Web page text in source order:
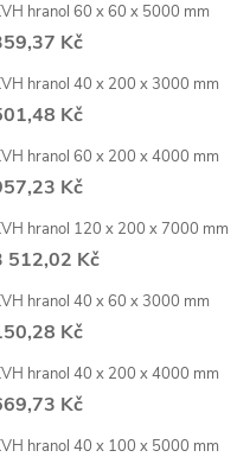
hranol 60 x 60 x 5000 mm
Kč
hranol 40 x 200 x 3000 mm
Kč
hranol 60 x 200 x 4000 mm
Kč
hranol 120 x 200 x 7000 mm
512,02 Kč
hranol 40 x 60 x 3000 mm
Kč
hranol 40 x 200 x 4000 mm
Kč
hranol 40 x 100 x 5000 mm